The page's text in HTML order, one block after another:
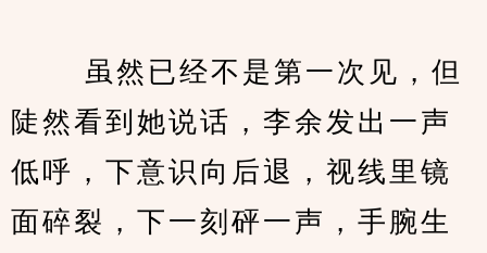
虽然已经不是第一次见，但
陡然看到她说话，李余发出一声
低呼，下意识向后退，视线里镜
面碎裂，下一刻砰一声，手腕生